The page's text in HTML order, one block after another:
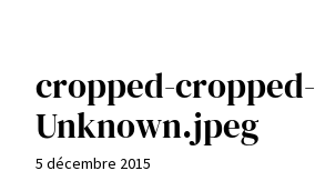
cropped-cropped-
Unknown.jpeg
5 décembre 2015